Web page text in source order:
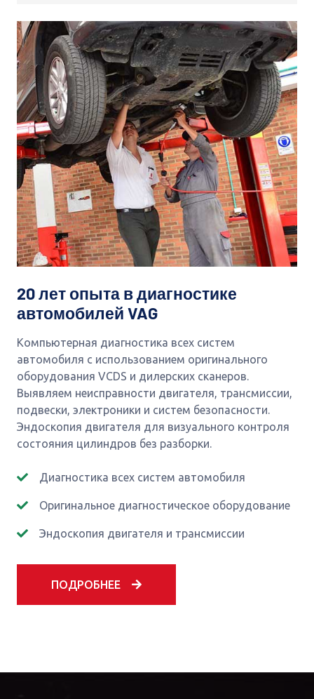
20 лет опыта в диагностике
автомобилей VAG
Компьютерная диагностика всех систем
автомобиля с использованием оригинального
оборудования VCDS и дилерских сканеров.
Выявляем неисправности двигателя, трансмиссии,
подвески, электроники и систем безопасности.
Эндоскопия двигателя для визуального контроля
состояния цилиндров без разборки.
Диагностика всех систем автомобиля
Оригинальное диагностическое оборудование
Эндоскопия двигателя и трансмиссии
ПОДРОБНЕЕ